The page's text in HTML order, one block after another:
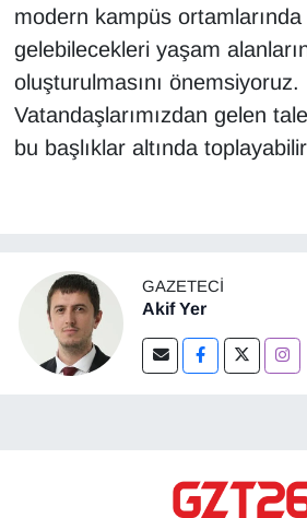
modern kampüs
gelebilecekleri yaşam
oluşturulmasını önemsiyoruz.
Vatandaşlarımızdan gelen
bu başlıklar altında
GAZETECI
Akif Yer